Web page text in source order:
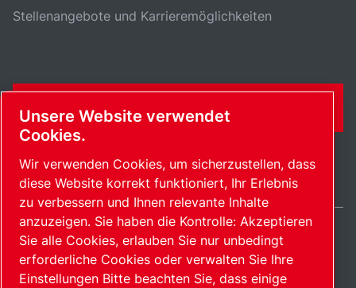
Stellenangebote und Karrieremöglichkeiten
KONTAKTFORMULAR
SitemapCookies verwalten© 2026 Copyright.
Switzerland / DE
Unsere Website verwendet
Cookies.
Wir verwenden Cookies, um sicherzustellen, dass
diese Website korrekt funktioniert, Ihr Erlebnis
zu verbessern und Ihnen relevante Inhalte
anzuzeigen. Sie haben die Kontrolle: Akzeptieren
Sie alle Cookies, erlauben Sie nur unbedingt
erforderliche Cookies oder verwalten Sie Ihre
Einstellungen Bitte beachten Sie, dass einige